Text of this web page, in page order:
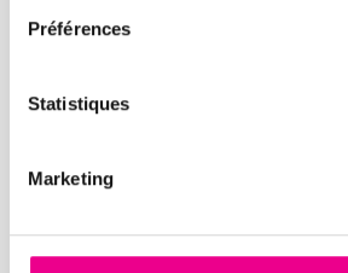
Préférences
Statistiques
Marketing
en difficulté ?
Mise à disposition pour
sous deux formats.
Découvrir